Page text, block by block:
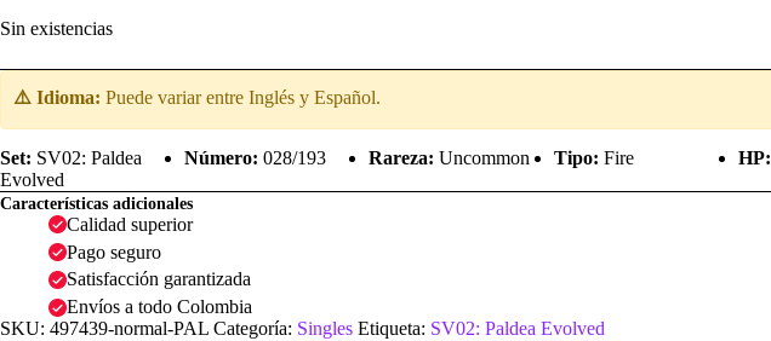
Sin existencias
⚠️ Idioma: Puede variar entre Inglés y Español.
Set: SV02: Paldea
Evolved
Número: 028/193 Rareza: Uncommon Tipo: Fire HP:
Características adicionales
Calidad superior
Pago seguro
Satisfacción garantizada
Envíos a todo Colombia
SKU: 497439-normal-PAL Categoría: Singles Etiqueta: SV02: Paldea Evolved